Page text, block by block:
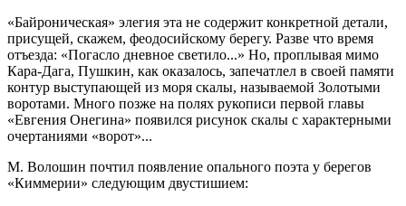
«Байроническая» элегия эта не содержит конкретной детали,
присущей, скажем, феодосийскому берегу. Разве что время
отъезда: «Погасло дневное светило...» Но, проплывая мимо
Кара-Дага, Пушкин, как оказалось, запечатлел в своей памяти
контур выступающей из моря скалы, называемой Золотыми
воротами. Много позже на полях рукописи первой главы
«Евгения Онегина» появился рисунок скалы с характерными
очертаниями «ворот»...
М. Волошин почтил появление опального поэта у берегов
«Киммерии» следующим двустишием: